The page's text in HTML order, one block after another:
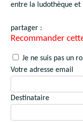
entre la ludothèque et
partager :
Recommander
Je ne suis pas un
Votre adresse email
Destinataire